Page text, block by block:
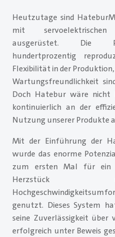
Heutzutage sind
mit servoelektrischen
ausgerüstet. Die
hundertprozentig
Flexibilität in der Produktion,
Wartungsfreundlichkeit
Doch Hatebur wäre
kontinuierlich an der
Nutzung unserer Produkte
Mit der Einführung der
wurde das enorme
zum ersten Mal für ein
Herzstück
genutzt. Dieses System
seine Zuverlässigkeit
erfolgreich unter Beweis